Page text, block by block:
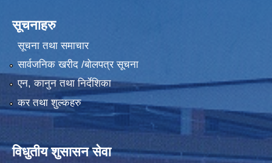
सूचनाहरु
सूचना तथा समाचार
सार्वजनिक खरीद /बोलपत्र सूचना
एन, कानुन तथा निर्देशिका
कर तथा शुल्कहरु
विधुतीय शुसासन सेवा